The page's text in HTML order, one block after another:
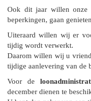
Ook dit jaar willen onze
beperkingen, gaan
Uiteraard willen wij er
tijdig wordt verwerkt.
Daarom willen wij u
tijdige aanlevering van de
Voor de
december dienen te